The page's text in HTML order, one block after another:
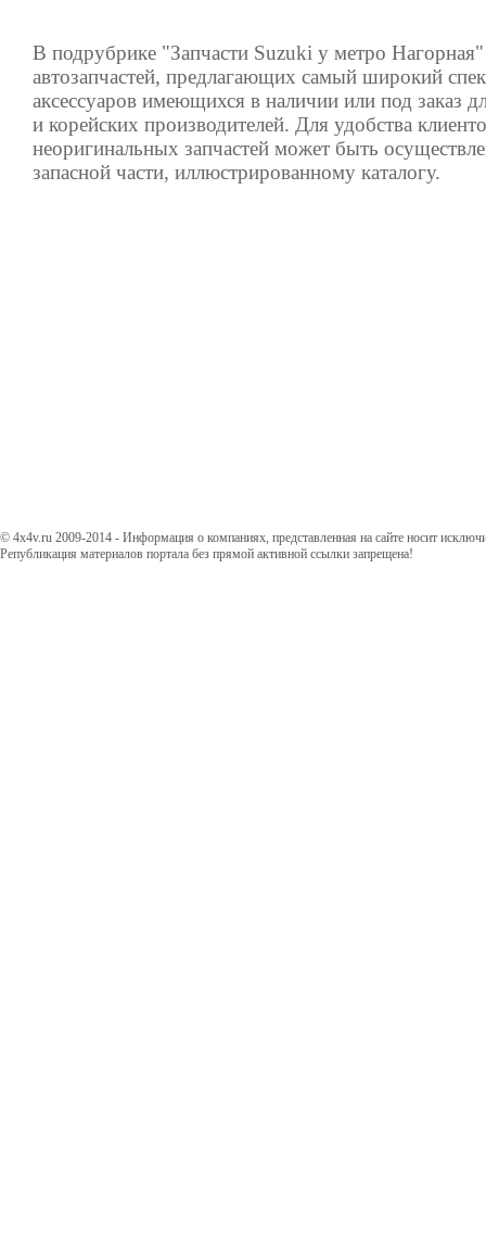
В подрубрике "Запчасти Suzuki у метро
автозапчастей, предлагающих самый широкий
аксессуаров имеющихся в наличии или под заказ
и корейских производителей. Для удобства
неоригинальных запчастей может быть
запасной части, иллюстрированному каталогу.
© 4x4v.ru 2009-2014 - Информация о компаниях, представленная на сайте носит
Републикация материалов портала без прямой активной ссылки запрещена!